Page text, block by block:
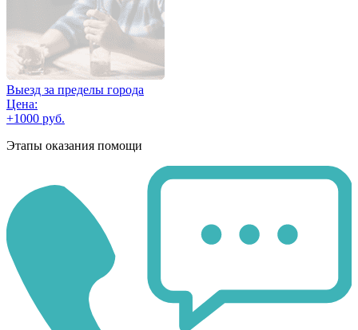
Выезд за пределы города
Цена:
+1000 руб.
Этапы оказания помощи